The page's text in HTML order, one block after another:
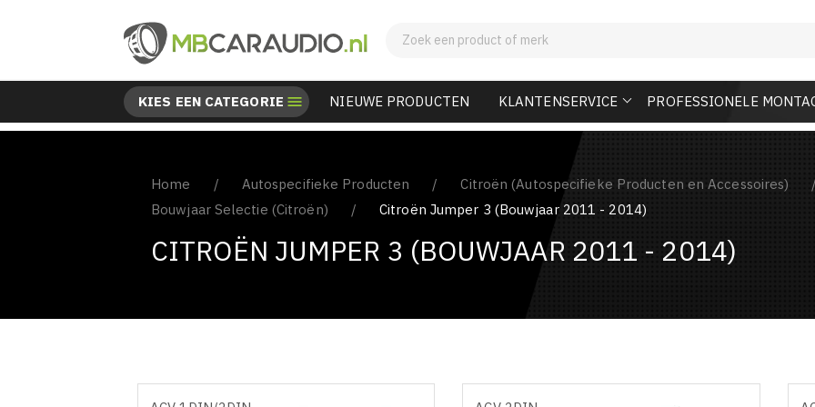
KIES EEN CATEGORIE  NIEUWE PRODUCTEN KLANTENSERVICE PROFESSIONELE
Home Autospecifieke Producten Citroën (Autospecifieke Producten en Accessoires)
Bouwjaar Selectie (Citroën)
Citroën Jumper 3 (Bouwjaar 2011 - 2014)
CITROËN JUMPER 3 (BOUWJAAR 2011 - 2014)